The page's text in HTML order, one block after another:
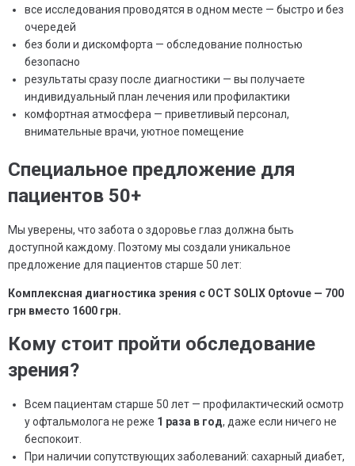
все исследования проводятся в одном месте — быстро и без
очередей
без боли и дискомфорта — обследование полностью
безопасно
результаты сразу после диагностики — вы получаете
индивидуальный план лечения или профилактики
комфортная атмосфера — приветливый персонал,
внимательные врачи, уютное помещение
Специальное предложение для
пациентов 50+
Мы уверены, что забота о здоровье глаз должна быть
доступной каждому. Поэтому мы создали уникальное
предложение для пациентов старше 50 лет:
Комплексная диагностика зрения с OCT SOLIX Optovue — 700
грн вместо 1600 грн.
Кому стоит пройти обследование
зрения?
Всем пациентам старше 50 лет — профилактический осмотр
у офтальмолога не реже 1 раза в год, даже если ничего не
беспокоит.
При наличии сопутствующих заболеваний: сахарный диабет,